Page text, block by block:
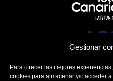
Gestionar
Para ofrecer las mejores
cookies para almacenar y/o acceder